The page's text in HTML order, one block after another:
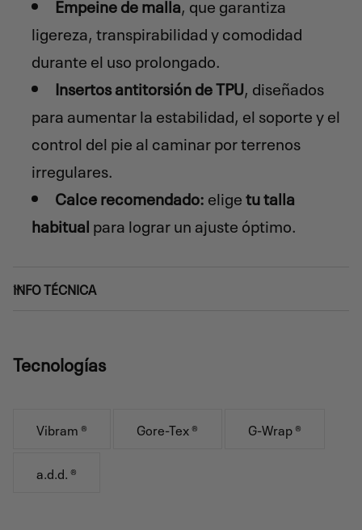
ligereza, transpirabilidad y comodidad
durante el uso prolongado.
Insertos antitorsión de TPU, diseñados
para aumentar la estabilidad, el soporte y el
control del pie al caminar por terrenos
irregulares.
Calce recomendado: eligetu talla
habitual para lograr un ajuste óptimo.
INFO TÉCNICA
Tecnologías
Vibram ® Gore-Tex ® G-Wrap ®
a.d.d. ®